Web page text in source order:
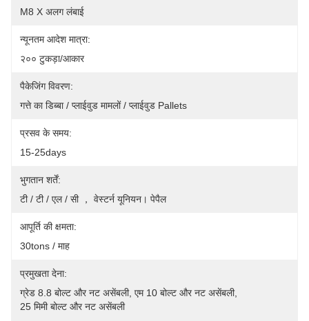
M8 X अलग लंबाई
न्यूनतम आदेश मात्रा:
२०० टुकड़ा/आकार
पैकेजिंग विवरण:
गत्ते का डिब्बा / प्लाईवुड मामलों / प्लाईवुड Pallets
प्रसव के समय:
15-25days
भुगतान शर्तें:
टी / टी / एल / सी ， वेस्टर्न यूनियन। पेपैल
आपूर्ति की क्षमता:
30tons / माह
प्रमुखता देना:
ग्रेड 8.8 बोल्ट और नट असेंबली, एम 10 बोल्ट और नट असेंबली,
25 मिमी बोल्ट और नट असेंबली